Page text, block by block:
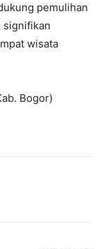
pemulihan
signifikan
wisata
Bogor)